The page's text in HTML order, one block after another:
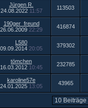
Jürgen R.
24.08.2022 11:57 113503
190ger_freund
26.06.2009 22:29 416874
L580
09.09.2014 20:05 379302
tömchen
16.03.2012 10:45 232785
karoline57e
24.01.2025 13:05 43965